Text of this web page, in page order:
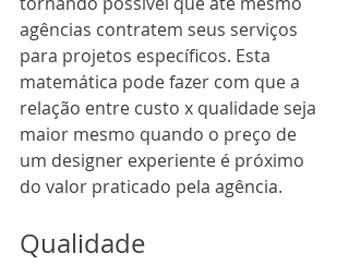
agências contratem seus serviços
para projetos específicos. Esta
matemática pode fazer com que a
relação entre custo x qualidade seja
maior mesmo quando o preço de
um designer experiente é próximo
do valor praticado pela agência.
Qualidade